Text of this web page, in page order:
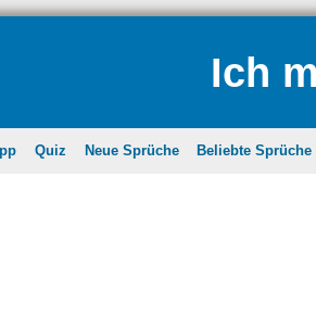
Ich
Quiz Neue Sprüche Beliebte Sprüche